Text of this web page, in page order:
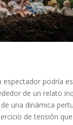
espectador podría
de un relato
una dinámica
de tensión